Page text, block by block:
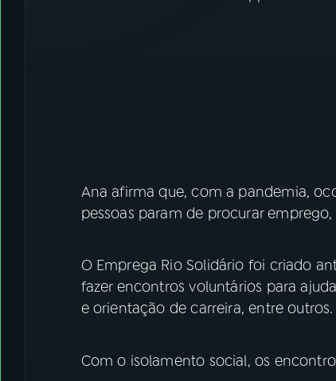
Ana afirma que, com a pandemia,
pessoas param de procurar
O Emprega Rio Solidário foi criado
fazer encontros voluntários para
e orientação de carreira, entre outros.
Com o isolamento social, os